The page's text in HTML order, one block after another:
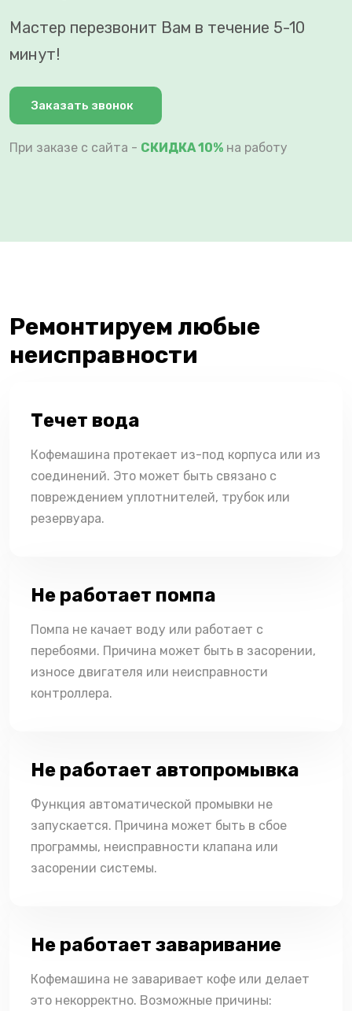
Мастер перезвонит Вам в течение 5-10
минут!
Заказать звонок
При заказе с сайта - СКИДКА 10% на работу
Ремонтируем любые
неисправности
Течет вода
Кофемашина протекает из-под корпуса или из
соединений. Это может быть связано с
повреждением уплотнителей, трубок или
резервуара.
Не работает помпа
Помпа не качает воду или работает с
перебоями. Причина может быть в засорении,
износе двигателя или неисправности
контроллера.
Не работает автопромывка
Функция автоматической промывки не
запускается. Причина может быть в сбое
программы, неисправности клапана или
засорении системы.
Не работает заваривание
Кофемашина не заваривает кофе или делает
это некорректно. Возможные причины: